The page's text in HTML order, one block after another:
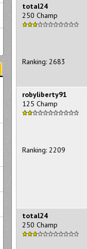
total24
250 Champ
Ranking: 2683
robyliberty91
125 Champ
Ranking: 2209
total24
250 Champ